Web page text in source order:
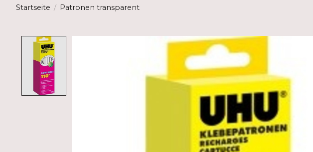
Startseite / Patronen transparent
Product image slideshow Items